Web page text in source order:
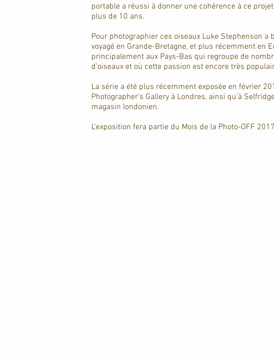
portable a réussi à donner une cohérence à ce
plus de 10 ans.
Pour photographier ces oiseaux Luke Stephenson a
voyagé en Grande-Bretagne, et plus récemment en
principalement aux Pays-Bas qui regroupe de
d’oiseaux et où cette passion est encore très
La série a été plus récemment exposée en février
Photographer’s Gallery à Londres, ainsi qu’à
magasin londonien.
L’exposition fera partie du Mois de la Photo-OFF